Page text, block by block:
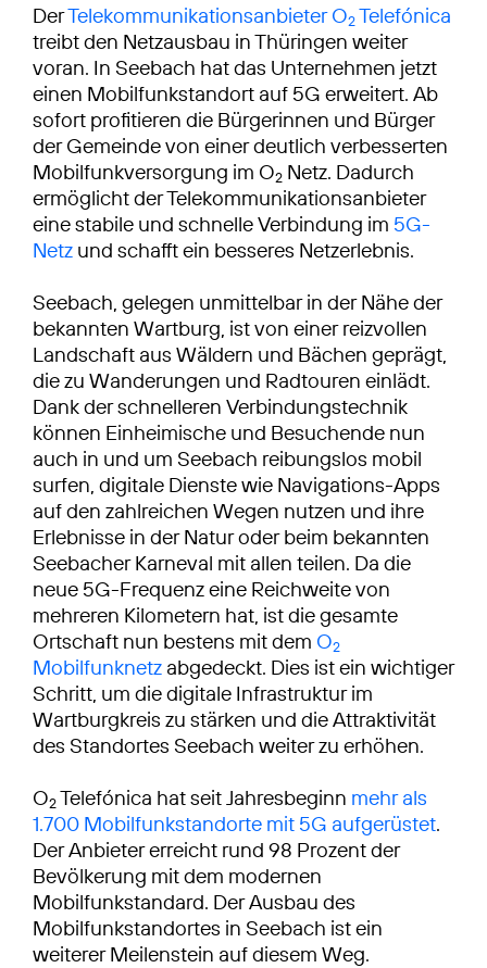
DerTelekommunikationsanbieter O2Telefónica
treibt den Netzausbau in Thüringen weiter
voran. In Seebach hat das Unternehmen jetzt
einen Mobilfunkstandort auf 5G erweitert. Ab
sofort profitieren die Bürgerinnen und Bürger
der Gemeinde von einer deutlich verbesserten
Mobilfunkversorgung im O2 Netz. Dadurch
ermöglicht der Telekommunikationsanbieter
eine stabile und schnelle Verbindung im 5G-
Netz und schafft ein besseres Netzerlebnis.
Seebach, gelegen unmittelbar in der Nähe der
bekannten Wartburg, ist von einer reizvollen
Landschaft aus Wäldern und Bächen geprägt,
die zu Wanderungen und Radtouren einlädt.
Dank der schnelleren Verbindungstechnik
können Einheimische und Besuchende nun
auch in und um Seebach reibungslos mobil
surfen, digitale Dienste wie Navigations-Apps
auf den zahlreichen Wegen nutzen und ihre
Erlebnisse in der Natur oder beim bekannten
Seebacher Karneval mit allen teilen. Da die
neue 5G-Frequenz eine Reichweite von
mehreren Kilometern hat, ist die gesamte
Ortschaft nun bestens mit dem O2
Mobilfunknetz abgedeckt. Dies ist ein wichtiger
Schritt, um die digitale Infrastruktur im
Wartburgkreis zu stärken und die Attraktivität
des Standortes Seebach weiter zu erhöhen.
O2Telefónica hat seit Jahresbeginn mehr als
1.700 Mobilfunkstandorte mit 5G aufgerüstet.
Der Anbieter erreicht rund 98 Prozent der
Bevölkerung mit dem modernen
Mobilfunkstandard. Der Ausbau des
Mobilfunkstandortes in Seebach ist ein
weiterer Meilenstein auf diesem Weg.